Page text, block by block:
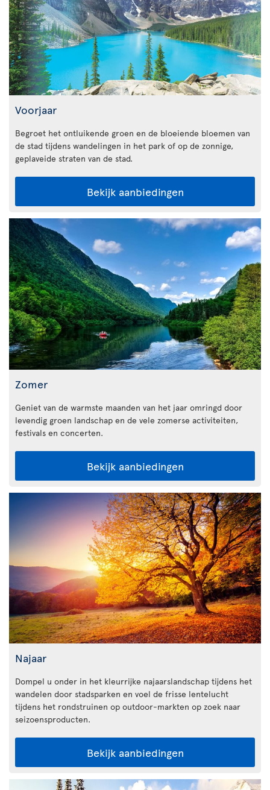
Voorjaar
Begroet het ontluikende groen en de bloeiende bloemen van
de stad tijdens wandelingen in het park of op de zonnige,
geplaveide straten van de stad.
Bekijk aanbiedingen
Zomer
Geniet van de warmste maanden van het jaar omringd door
levendig groen landschap en de vele zomerse activiteiten,
festivals en concerten.
Bekijk aanbiedingen
Najaar
Dompel u onder in het kleurrijke najaarslandschap tijdens het
wandelen door stadsparken en voel de frisse lentelucht
tijdens het rondstruinen op outdoor-markten op zoek naar
seizoensproducten.
Bekijk aanbiedingen